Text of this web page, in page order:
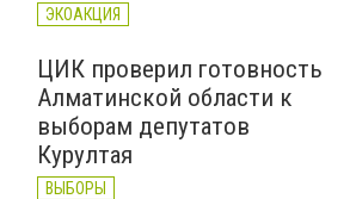
ЭКОАКЦИЯ
ЦИК проверил готовность
Алматинской области к
выборам депутатов
Курултая
ВЫБОРЫ